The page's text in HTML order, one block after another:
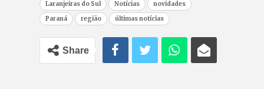
Laranjeiras do Sul
Notícias
novidades
Paraná
região últimas notícias
Share